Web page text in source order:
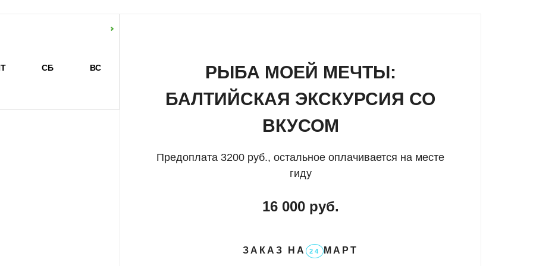
на набережной!
СБ ВС
РЫБА МОЕЙ МЕЧТЫ:
БАЛТИЙСКАЯ ЭКСКУРСИЯ СО
ВКУСОМ
Предоплата 3200 руб., остальное оплачивается на месте
гиду
16 000 руб.
ЗАКАЗ НА 24 МАРТ